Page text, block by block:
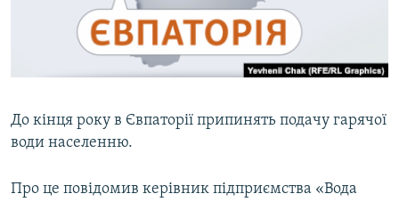
СВІДЧЕННЯ ОКУПАЦІЇ
УКРАЇНСЬКА ПРОБЛЕМА КРИМУ
Qırımtatar
Усі сайти RFE/RL
До кінця року в Євпаторії припинять подачу гарячої
води населенню.
Про це повідомив керівник підприємства «Вода